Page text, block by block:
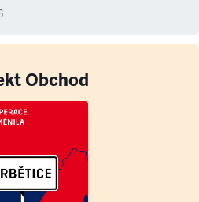
Obchod